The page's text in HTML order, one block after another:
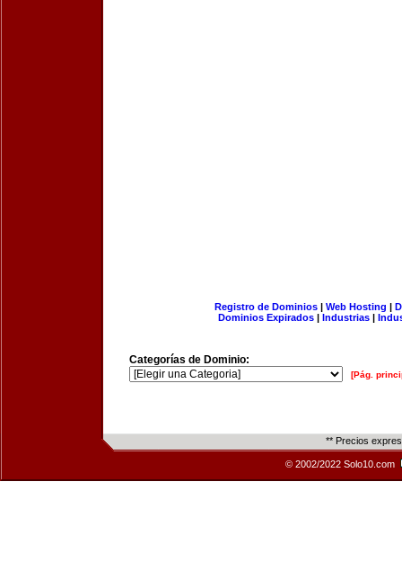
Registro de Dominios| Web Hosting |
Dominios Expirados | Industrias |
Categorías de Dominio:
[Pág.
** Precios
© 2002/2022 Solo10.com